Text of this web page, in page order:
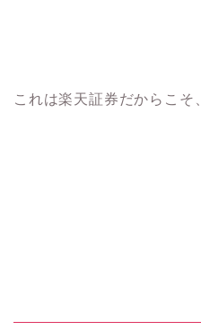
これは楽天証券だからこそ